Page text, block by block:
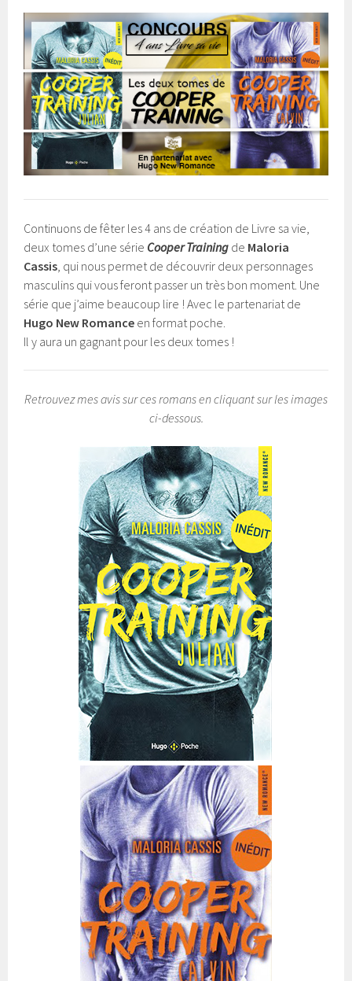
Continuons de fêter les 4 ans de création de Livre sa vie,
deux tomes d’une série Cooper Training de Maloria
Cassis , qui nous permet de découvrir deux personnages
masculins qui vous feront passer un très bon moment. Une
série que j’aime beaucoup lire ! Avec le partenariat de
Hugo New Romance en format poche.
Il y aura un gagnant pour les deux tomes !
Retrouvez mes avis sur ces romans en cliquant sur les images
ci-dessous.